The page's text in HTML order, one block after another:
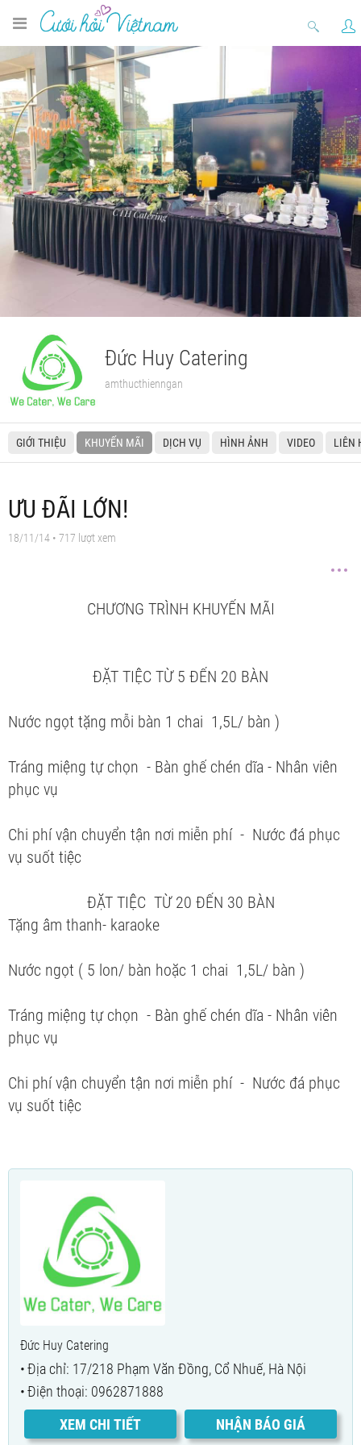
Đức Huy Catering
amthucthienngan
GIỚI THIỆU KHUYẾN MÃI DỊCH VỤ HÌNH ẢNH VIDEO LIÊN
ƯU ĐÃI LỚN!
18/11/14 • 717 lượt xem
CHƯƠNG TRÌNH KHUYẾN MÃI
ĐẶT TIỆC TỪ 5 ĐẾN 20 BÀN
Nước ngọt tặng mỗi bàn 1 chai 1,5L/ bàn )
Tráng miệng tự chọn - Bàn ghế chén dĩa - Nhân viên
phục vụ
Chi phí vận chuyển tận nơi miễn phí - Nước đá phục
vụ suốt tiệc
ĐẶT TIỆC TỪ 20 ĐẾN 30 BÀN
Tặng âm thanh- karaoke
Nước ngọt ( 5 lon/ bàn hoặc 1 chai 1,5L/ bàn )
Tráng miệng tự chọn - Bàn ghế chén dĩa - Nhân viên
phục vụ
Chi phí vận chuyển tận nơi miễn phí - Nước đá phục
vụ suốt tiệc
Đức Huy Catering
Địa chỉ: 17/218 Phạm Văn Đồng, Cổ Nhuế, Hà Nội
Điện thoại: 0962871888
XEM CHI TIẾT
NHẬN BÁO GIÁ